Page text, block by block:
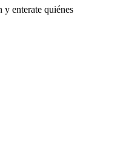
y enterate quiénes